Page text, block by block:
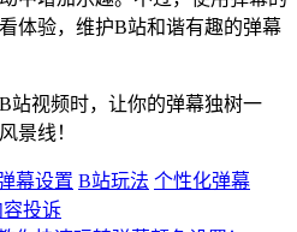
体验，维护B站和谐有趣的弹幕
站视频时，让你的弹幕独树一
景线！
幕设置 B站玩法 个性化弹幕
容投诉